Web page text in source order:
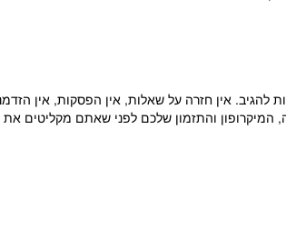
קורא חבר קהילת קלוג את ההנחיה. יש לכם 20 שניות לחשוב, ואז 60 שניות להגיב.
והתזמון שלכם לפני שאתם מקליטים